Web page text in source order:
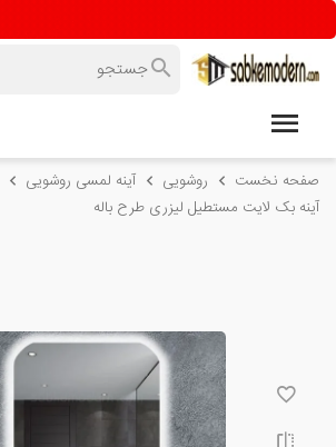
صفحه نخست روشویی
آینه لمسی روشویی
آینه بک لایت مستطیل لیزری طرح باله